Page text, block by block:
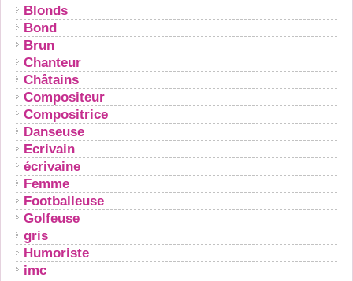
Blonds
Bond
Brun
Chanteur
Châtains
Compositeur
Compositrice
Danseuse
Ecrivain
écrivaine
Femme
Footballeuse
Golfeuse
gris
Humoriste
imc